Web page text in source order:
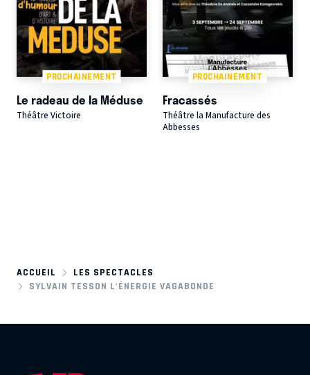
PROCHAINEMENT
Le radeau de la Méduse
Théâtre Victoire
PROCHAINEMENT
Fracassés
Théâtre la Manufacture des
Abbesses
ACCUEIL
LES SPECTACLES
SYLVAIN TESSON L'ÉNERGIE VAGABONDE